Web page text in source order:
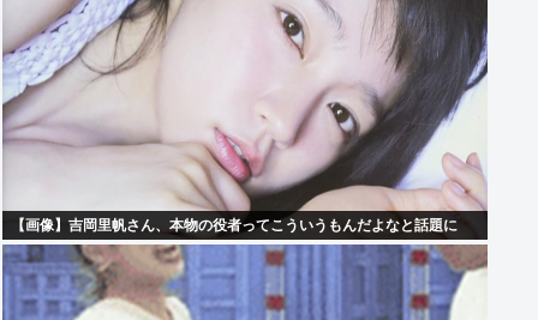
【画像】吉岡里帆さん、本物の役者ってこういうもんだよなと話題に